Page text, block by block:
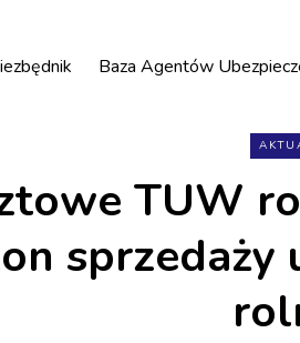
Baza Agentów
TUW
sprzedaży